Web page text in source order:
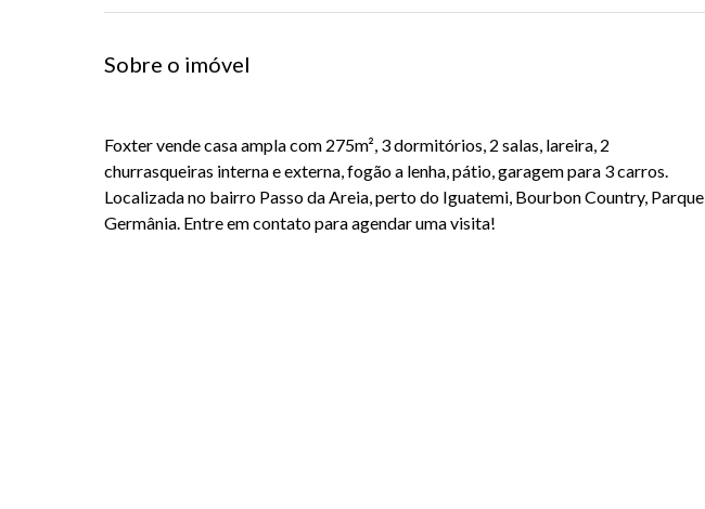
Sobre o imóvel
Foxter vende casa ampla com 275m², 3 dormitórios, 2 salas, lareira, 2
churrasqueiras interna e externa, fogão a lenha, pátio, garagem para 3 carros.
Localizada no bairro Passo da Areia, perto do Iguatemi, Bourbon Country, Parque
Germânia. Entre em contato para agendar uma visita!